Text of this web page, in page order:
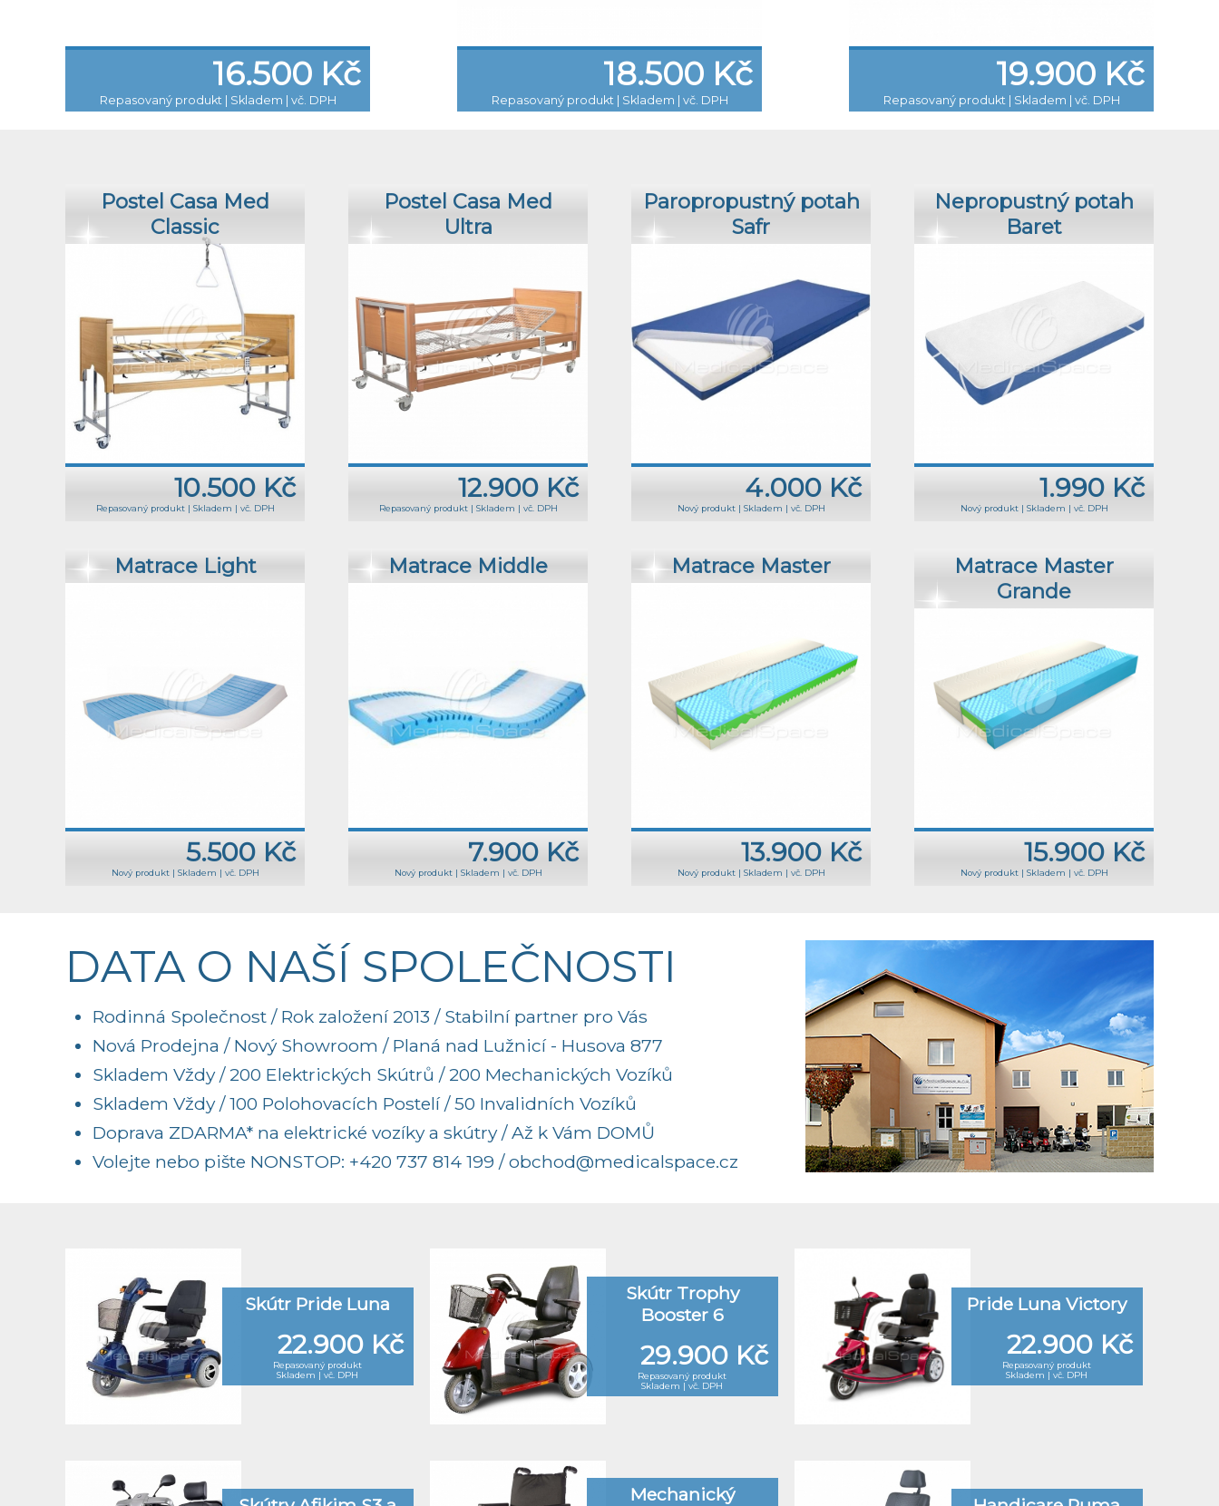
16.500 Kč
Repasovaný produkt| Skladem | vč. DPH
18.500 Kč
Repasovaný produkt| Skladem | vč. DPH
19.900 Kč
Repasovaný produkt| Skladem | vč. DPH
Postel Casa Med
Classic
10.500 Kč
Repasovaný produkt Skladem vč. DPH
Postel Casa Med
Ultra
12.900 Kč
Repasovaný produkt Skladem vč. DPH
Paropropustný potah
Safr
4.000 Kč
Nový produkt Skladem vč. DPH
Nepropustný potah
Baret
1.990 Kč
Nový produkt Skladem vč. DPH
Matrace Light
5.500 Kč
Nový produkt Skladem vč. DPH
Matrace Middle
7.900 Kč
Nový produkt Skladem vč. DPH
Matrace Master
13.900 Kč
Nový produkt Skladem vč. DPH
Matrace Master
Grande
15.900 Kč
Nový produkt Skladem vč. DPH
DATA O NAŠÍ SPOLEČNOSTI
Rodinná Společnost / Rok založení 2013 / Stabilní partner pro Vás
Nová Prodejna / Nový Showroom / Planá nad Lužnicí - Husova 877
Skladem Vždy / 200 Elektrických Skútrů / 200 Mechanických Vozíků
Skladem Vždy / 100 Polohovacích Postelí / 50 Invalidních Vozíků
Doprava ZDARMA* na elektrické vozíky a skútry / Až k Vám DOMŮ
Volejte nebo pište NONSTOP: +420 737 814 199 /obchod@medicalspace.cz
Skútr Pride Luna
22.900 Kč
Repasovaný produkt
Skladem | vč. DPH
Skútr Trophy
Booster 6
29.900 Kč
Repasovaný produkt
Skladem | vč. DPH
Pride Luna Victory
22.900 Kč
Repasovaný produkt
Skladem | vč. DPH
Mechanický